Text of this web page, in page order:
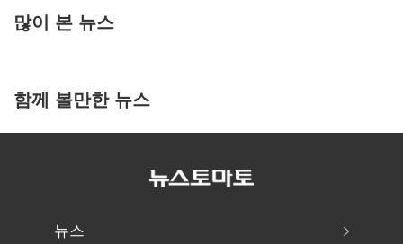
많이 본 뉴스
함께 볼만한 뉴스
뉴스